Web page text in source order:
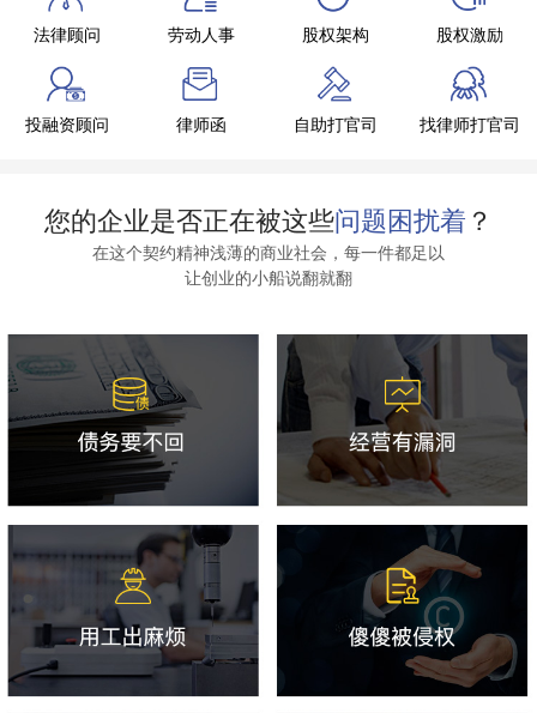
法律顾问 劳动人事 股权架构 股权激励
投融资顾问 律师函 自助打官司 找律师打官司
您的企业是否正在被这些问题困扰着 ？
在这个契约精神浅薄的商业社会，每一件都足以
让创业的小船说翻就翻